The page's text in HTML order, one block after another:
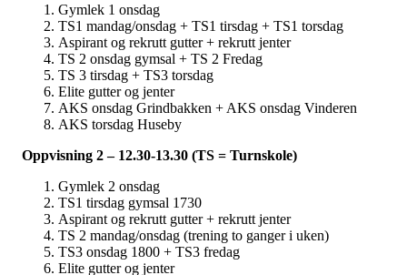
Gymlek 1 onsdag
TS1 mandag/onsdag + TS1 tirsdag + TS1 torsdag
Aspirant og rekrutt gutter + rekrutt jenter
TS 2 onsdag gymsal + TS 2 Fredag
TS 3 tirsdag + TS3 torsdag
Elite gutter og jenter
AKS onsdag Grindbakken + AKS onsdag Vinderen
AKS torsdag Huseby
Oppvisning 2 – 12.30-13.30 (TS = Turnskole)
Gymlek 2 onsdag
TS1 tirsdag gymsal 1730
Aspirant og rekrutt gutter + rekrutt jenter
TS 2 mandag/onsdag (trening to ganger i uken)
TS3 onsdag 1800 + TS3 fredag
Elite gutter og jenter